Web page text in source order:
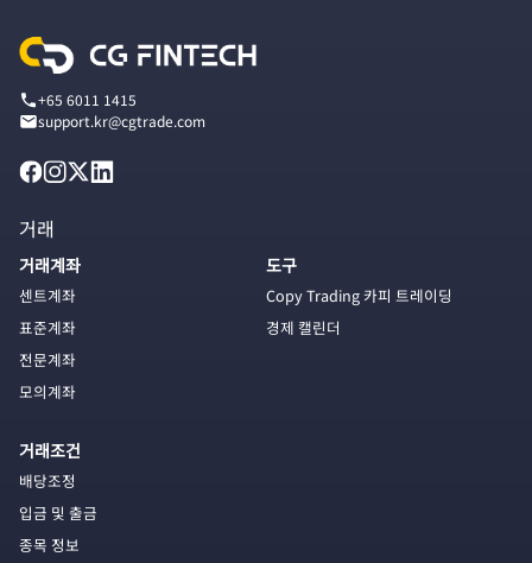
+65 6011 1415
support.kr@cgtrade.com
거래
거래계좌
센트계좌
표준계좌
전문계좌
모의계좌
거래조건
배당조정
입금 및 출금
종목 정보
도구
Copy Trading 카피 트레이딩
경제 캘린더